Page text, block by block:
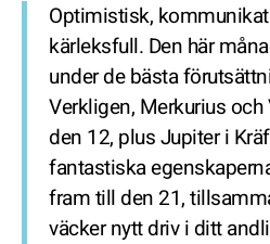
Optimistisk,
kärleksfull. Den här
under de bästa
Verkligen, Merkurius
den 12, plus Jupiter i
fantastiska
fram till den 21,
väcker nytt driv i ditt